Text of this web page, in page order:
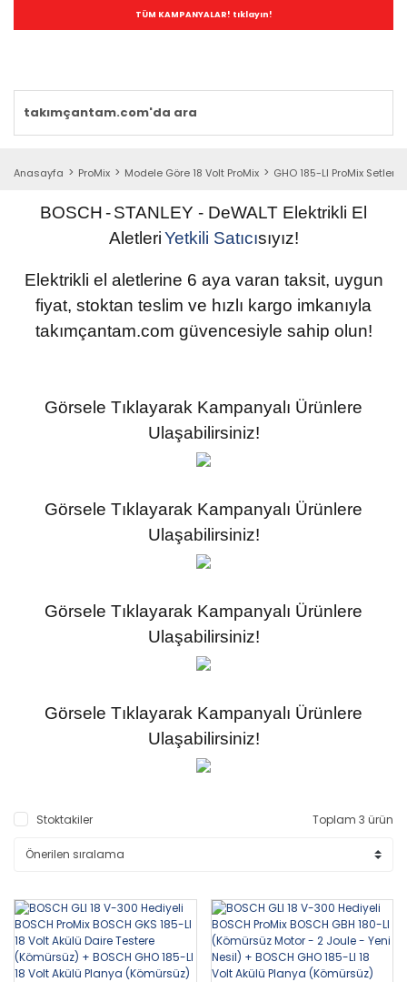
TÜM KAMPANYALAR! tıklayın!
Anasayfa ProMix Modele Göre 18 Volt ProMix GHO 185-LI ProMix Setler
BOSCH-STANLEY - DeWALT Elektrikli El
AletleriYetkili Satıcısıyız!
Elektrikli el aletlerine 6 aya varan taksit, uygun
fiyat, stoktan teslim ve hızlı kargo imkanıyla
takımçantam.com güvencesiyle sahip olun!
Görsele Tıklayarak Kampanyalı Ürünlere
Ulaşabilirsiniz!
Görsele Tıklayarak Kampanyalı Ürünlere
Ulaşabilirsiniz!
Görsele Tıklayarak Kampanyalı Ürünlere
Ulaşabilirsiniz!
Görsele Tıklayarak Kampanyalı Ürünlere
Ulaşabilirsiniz!
Stoktakiler Toplam 3 ürün